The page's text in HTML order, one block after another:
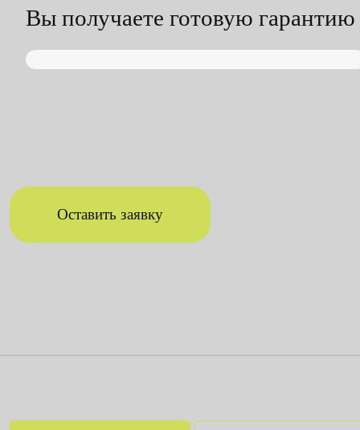
Вы получаете готовую гарантию
Оставить заявку